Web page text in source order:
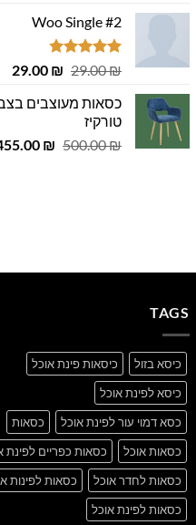
Woo Single #2
דורג4.75
29.00₪
המחיר
היה:
29.00 ₪
כסאות מעוצבים
טורקיז
500.00₪
המחיר
₪
TAGS
כיסא בזול
כיסאות פינת אוכל
כיסא לפינת אוכל
כסא דמוי עור לפינת אוכל
כסאות
כסאות אוכל
כסאות כפריים לפינת
כסאות לחדר אוכל
כסאות לפינות
כסאות לפינת אוכל